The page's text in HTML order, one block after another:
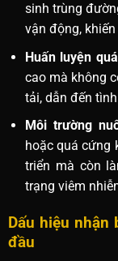
sinh trùng
vận động,
Huấn luyện
cao mà không
tải, dẫn đến
Môi trường
hoặc quá cứng
triển mà còn
trạng viêm
Dấu hiệu nhận
đầu